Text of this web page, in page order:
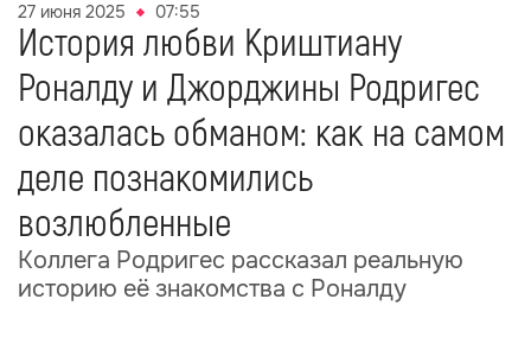
27 июня 2025 07:55
История любви Криштиану
Роналду и Джорджины Родригес
оказалась обманом: как на самом
деле познакомились
возлюбленные
Коллега Родригес рассказал реальную
историю её знакомства с Роналду